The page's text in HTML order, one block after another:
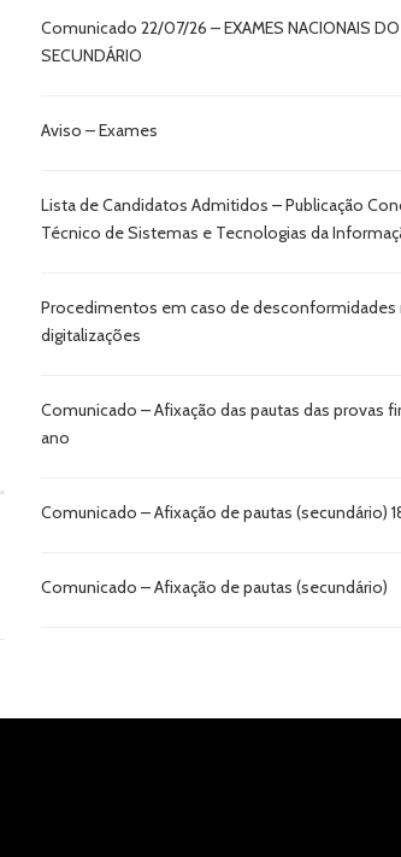
Comunicado 22/07/26 – EXAMES NACIONAIS DO
SECUNDÁRIO
Aviso – Exames
Lista de Candidatos Admitidos – Publicação
Técnico de Sistemas e Tecnologias da
Procedimentos em caso de desconformidades
digitalizações
Comunicado – Afixação das pautas das provas
ano
Comunicado – Afixação de pautas (secundário)
Comunicado – Afixação de pautas (secundário)